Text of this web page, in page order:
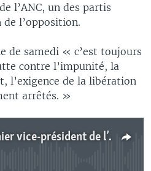
l’ANC, un des partis
l’opposition.
de samedi « c’est toujours
contre l’impunité, la
l’exigence de la libération
arrêtés. »
Patrick Lawson, premier vice-président de l’ANC au micro de Bagassi Koura.
currently available